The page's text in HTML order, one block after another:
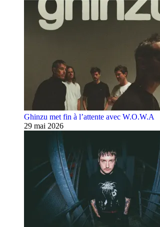
Ghinzu met fin à l’attente avec W.O.W.A
29 mai 2026